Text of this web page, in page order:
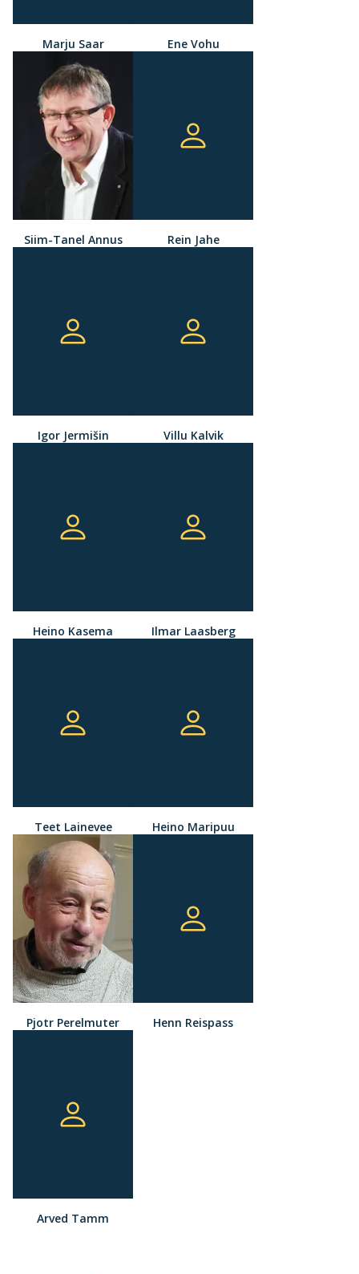
Marju Saar Ene Vohu
Siim-Tanel Annus Rein Jahe
Igor Jermišin Villu Kalvik
Heino Kasema Ilmar Laasberg
Teet Lainevee Heino Maripuu
Pjotr Perelmuter Henn Reispass
Arved Tamm